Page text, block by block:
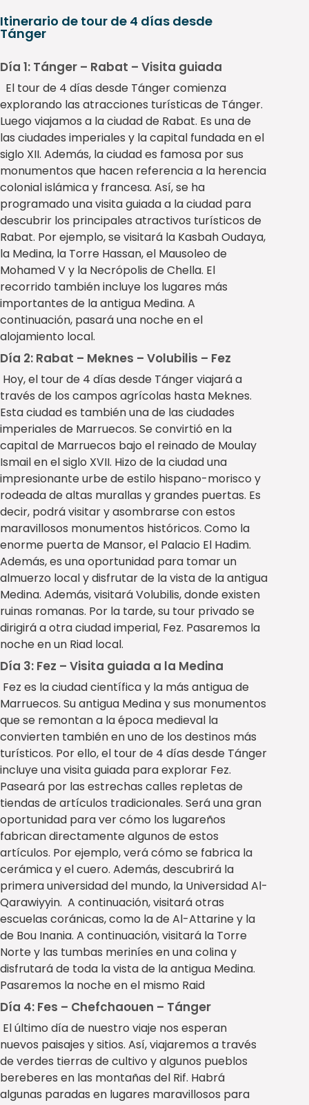
Itinerario de tour de 4 días desde
Tánger
Día 1: Tánger – Rabat – Visita guiada
El tour de 4 días desde Tánger comienza
explorando las atracciones turísticas de Tánger.
Luego viajamos a la ciudad de Rabat. Es una de
las ciudades imperiales y la capital fundada en el
siglo XII. Además, la ciudad es famosa por sus
monumentos que hacen referencia a la herencia
colonial islámica y francesa. Así, se ha
programado una visita guiada a la ciudad para
descubrir los principales atractivos turísticos de
Rabat. Por ejemplo, se visitará la Kasbah Oudaya,
la Medina, la Torre Hassan, el Mausoleo de
Mohamed V y la Necrópolis de Chella. El
recorrido también incluye los lugares más
importantes de la antigua Medina. A
continuación, pasará una noche en el
alojamiento local.
Día 2: Rabat – Meknes – Volubilis – Fez
Hoy, el tour de 4 días desde Tánger viajará a
través de los campos agrícolas hasta Meknes.
Esta ciudad es también una de las ciudades
imperiales de Marruecos. Se convirtió en la
capital de Marruecos bajo el reinado de Moulay
Ismail en el siglo XVII. Hizo de la ciudad una
impresionante urbe de estilo hispano-morisco y
rodeada de altas murallas y grandes puertas. Es
decir, podrá visitar y asombrarse con estos
maravillosos monumentos históricos. Como la
enorme puerta de Mansor, el Palacio El Hadim.
Además, es una oportunidad para tomar un
almuerzo local y disfrutar de la vista de la antigua
Medina. Además, visitará Volubilis, donde existen
ruinas romanas. Por la tarde, su tour privado se
dirigirá a otra ciudad imperial, Fez. Pasaremos la
noche en un Riad local.
Día 3: Fez – Visita guiada a la Medina
Fez es la ciudad científica y la más antigua de
Marruecos. Su antigua Medina y sus monumentos
que se remontan a la época medieval la
convierten también en uno de los destinos más
turísticos. Por ello, el tour de 4 días desde Tánger
incluye una visita guiada para explorar Fez.
Paseará por las estrechas calles repletas de
tiendas de artículos tradicionales. Será una gran
oportunidad para ver cómo los lugareños
fabrican directamente algunos de estos
artículos. Por ejemplo, verá cómo se fabrica la
cerámica y el cuero. Además, descubrirá la
primera universidad del mundo, la Universidad Al-
Qarawiyyin. A continuación, visitará otras
escuelas coránicas, como la de Al-Attarine y la
de Bou Inania. A continuación, visitará la Torre
Norte y las tumbas meriníes en una colina y
disfrutará de toda la vista de la antigua Medina.
Pasaremos la noche en el mismo Raid
Día 4: Fes – Chefchaouen – Tánger
El último día de nuestro viaje nos esperan
nuevos paisajes y sitios. Así, viajaremos a través
de verdes tierras de cultivo y algunos pueblos
bereberes en las montañas del Rif. Habrá
algunas paradas en lugares maravillosos para